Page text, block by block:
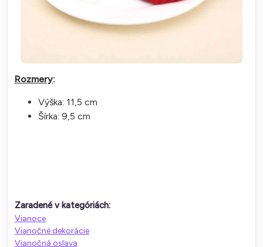
Rozmery:
Výška: 11,5 cm
Šírka: 9,5 cm
Zaradené v kategóriách:
Vianoce
Vianočné dekorácie
Vianočná oslava